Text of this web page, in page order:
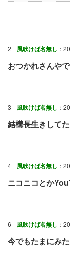
2： 風吹けば名無し ：
おつかれさんや
3： 風吹けば名無し ：
結構長生きして
4： 風吹けば名無し ：
ニコニコとか
6： 風吹けば名無し ：
今でもたまにみ